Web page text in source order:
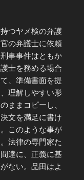
つヤメ検の弁護
の弁護士に依頼
事事件はともか
士を務める場合
、準備書面を提
理解しやすい形
ままコピーし、
文を満足に書け
このような事が
法律の専門家た
達に、正義に基
ない。品田はよ